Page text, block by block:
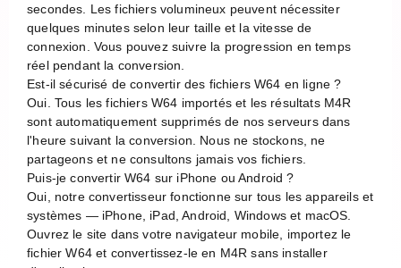
secondes. Les fichiers volumineux peuvent nécessiter
quelques minutes selon leur taille et la vitesse de
connexion. Vous pouvez suivre la progression en temps
réel pendant la conversion.
Est-il sécurisé de convertir des fichiers W64 en ligne ?
Oui. Tous les fichiers W64 importés et les résultats M4R
sont automatiquement supprimés de nos serveurs dans
l'heure suivant la conversion. Nous ne stockons, ne
partageons et ne consultons jamais vos fichiers.
Puis-je convertir W64 sur iPhone ou Android ?
Oui, notre convertisseur fonctionne sur tous les appareils et
systèmes — iPhone, iPad, Android, Windows et macOS.
Ouvrez le site dans votre navigateur mobile, importez le
fichier W64 et convertissez-le en M4R sans installer